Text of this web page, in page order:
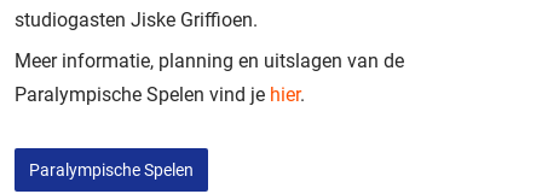
studiogasten Jiske Griffioen.
Meer informatie, planning en uitslagen van de
Paralympische Spelen vind je hier.
Paralympische Spelen